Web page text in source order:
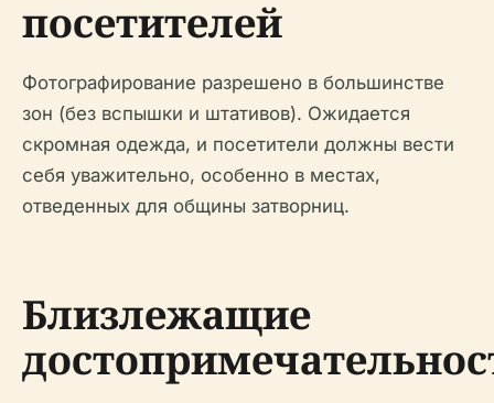
посетителей
Фотографирование разрешено в большинстве
зон (без вспышки и штативов). Ожидается
скромная одежда, и посетители должны вести
себя уважительно, особенно в местах,
отведенных для общины затворниц.
Близлежащие